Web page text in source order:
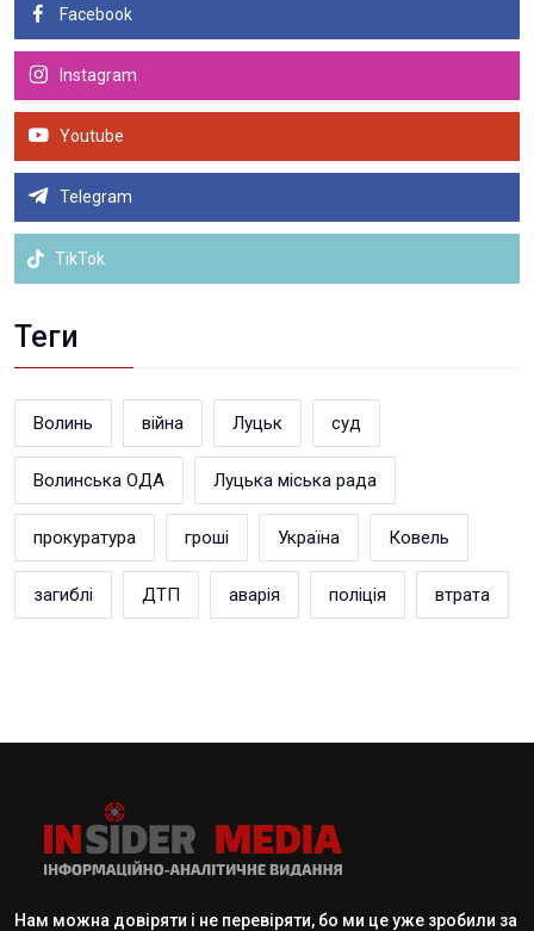
Facebook
Instagram
Youtube
Telegram
TikTok
Теги
Волинь війна Луцьк суд
Волинська ОДА Луцька міська рада
прокуратура гроші Україна Ковель
загиблі ДТП аварія поліція втрата
Нам можна довіряти і не перевіряти, бо ми це уже зробили за